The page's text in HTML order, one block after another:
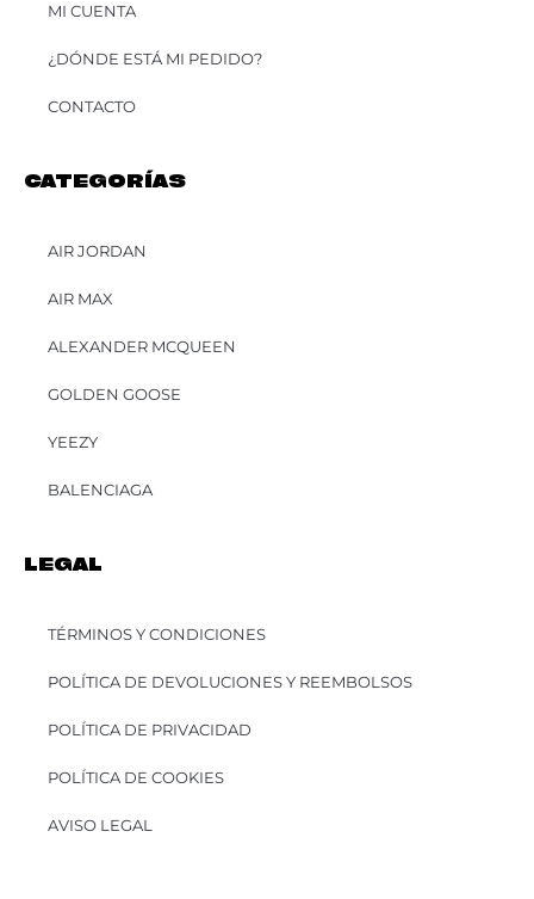
MI CUENTA
¿DÓNDE ESTÁ MI PEDIDO?
CONTACTO
CATEGORÍAS
AIR JORDAN
AIR MAX
ALEXANDER MCQUEEN
GOLDEN GOOSE
YEEZY
BALENCIAGA
LEGAL
TÉRMINOS Y CONDICIONES
POLÍTICA DE DEVOLUCIONES Y REEMBOLSOS
POLÍTICA DE PRIVACIDAD
POLÍTICA DE COOKIES
AVISO LEGAL